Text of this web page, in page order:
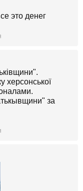
это денег
херсонської
за